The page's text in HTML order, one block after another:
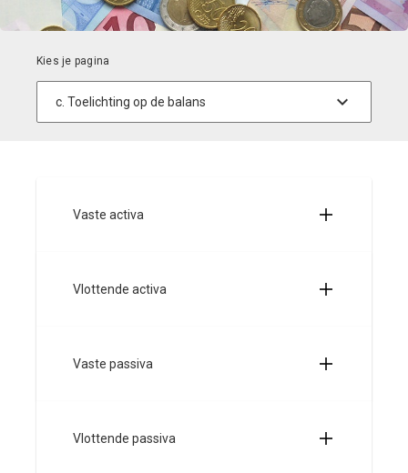
Vaste activa
Vlottende activa
Vaste passiva
Vlottende passiva